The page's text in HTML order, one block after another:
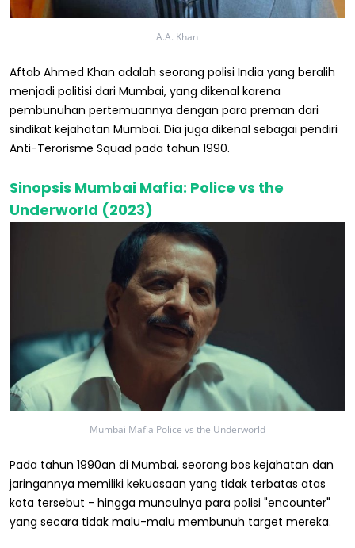
A.A. Khan
Aftab Ahmed Khan adalah seorang polisi India yang beralih
menjadi politisi dari Mumbai, yang dikenal karena
pembunuhan pertemuannya dengan para preman dari
sindikat kejahatan Mumbai. Dia juga dikenal sebagai pendiri
Anti-Terorisme Squad pada tahun 1990.
Sinopsis Mumbai Mafia: Police vs the
Underworld (2023)
Mumbai Mafia Police vs the Underworld
Pada tahun 1990an di Mumbai, seorang bos kejahatan dan
jaringannya memiliki kekuasaan yang tidak terbatas atas
kota tersebut - hingga munculnya para polisi "encounter"
yang secara tidak malu-malu membunuh target mereka.